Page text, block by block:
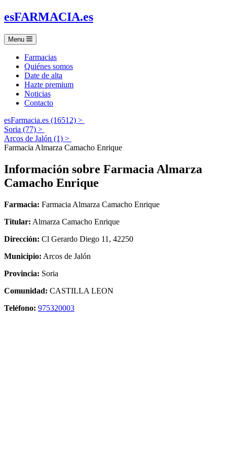
esFARMACIA.es
Menu
Farmacias
Quiénes somos
Date de alta
Hazte premium
Noticias
Contacto
esFarmacia.es (16512) >
Soria (77) >
Arcos de Jalón (1) >
Farmacia Almarza Camacho Enrique
Información sobre Farmacia Almarza
Camacho Enrique
Farmacia: Farmacia Almarza Camacho Enrique
Titular: Almarza Camacho Enrique
Dirección: Cl Gerardo Diego 11, 42250
Municipio: Arcos de Jalón
Provincia: Soria
Comunidad: CASTILLA LEON
Teléfono: 975320003